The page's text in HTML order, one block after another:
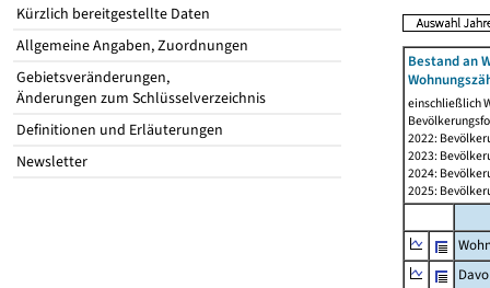
Kürzlich bereitgestellte Daten
Allgemeine Angaben, Zuordnungen
Gebietsveränderungen,
Änderungen zum Schlüsselverzeichnis
Definitionen und Erläuterungen
Newsletter
Bestand an
einschließlich
2022:
2023:
2024:
2025: